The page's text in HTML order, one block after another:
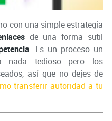
con una simple estrategia
de una forma sutil
. Es un proceso un
nada tedioso pero los
así que no dejes de
transferir autoridad a tu